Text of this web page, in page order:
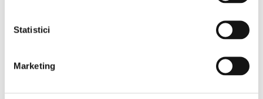
Statistici
Marketing